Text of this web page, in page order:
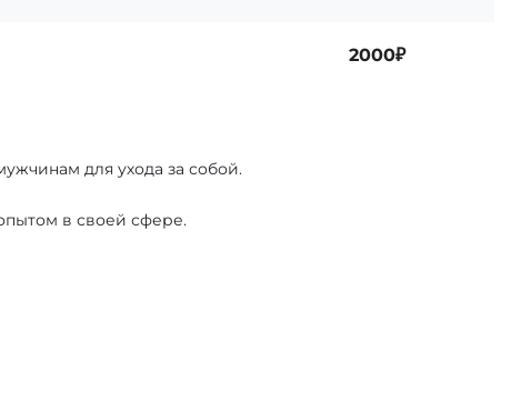
2000₽
для ухода за собой.
в своей сфере.